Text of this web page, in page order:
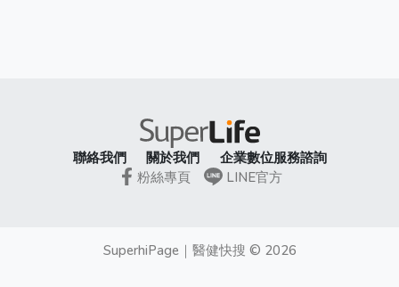
聯絡我們 關於我們
企業數位服務諮詢
粉絲專頁
LINE官方
SuperhiPage｜ 醫健快搜 © 2026